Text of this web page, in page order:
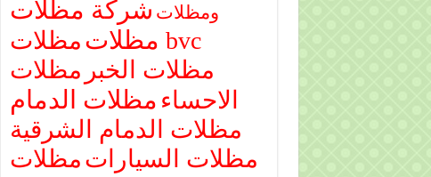
ومظلات شركة مظلات
مظلات مظلات bvc
مظلات الخبر مظلات
الاحساء مظلات الدمام
مظلات الدمام الشرقية
مظلات السياراتمظلات